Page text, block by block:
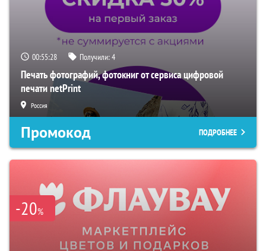
00:55:27 Получили:4
Печать фотографий, фотокниг от сервиса цифровой
печати netPrint
Россия
Промокод ПОДРОБНЕЕ
-20%